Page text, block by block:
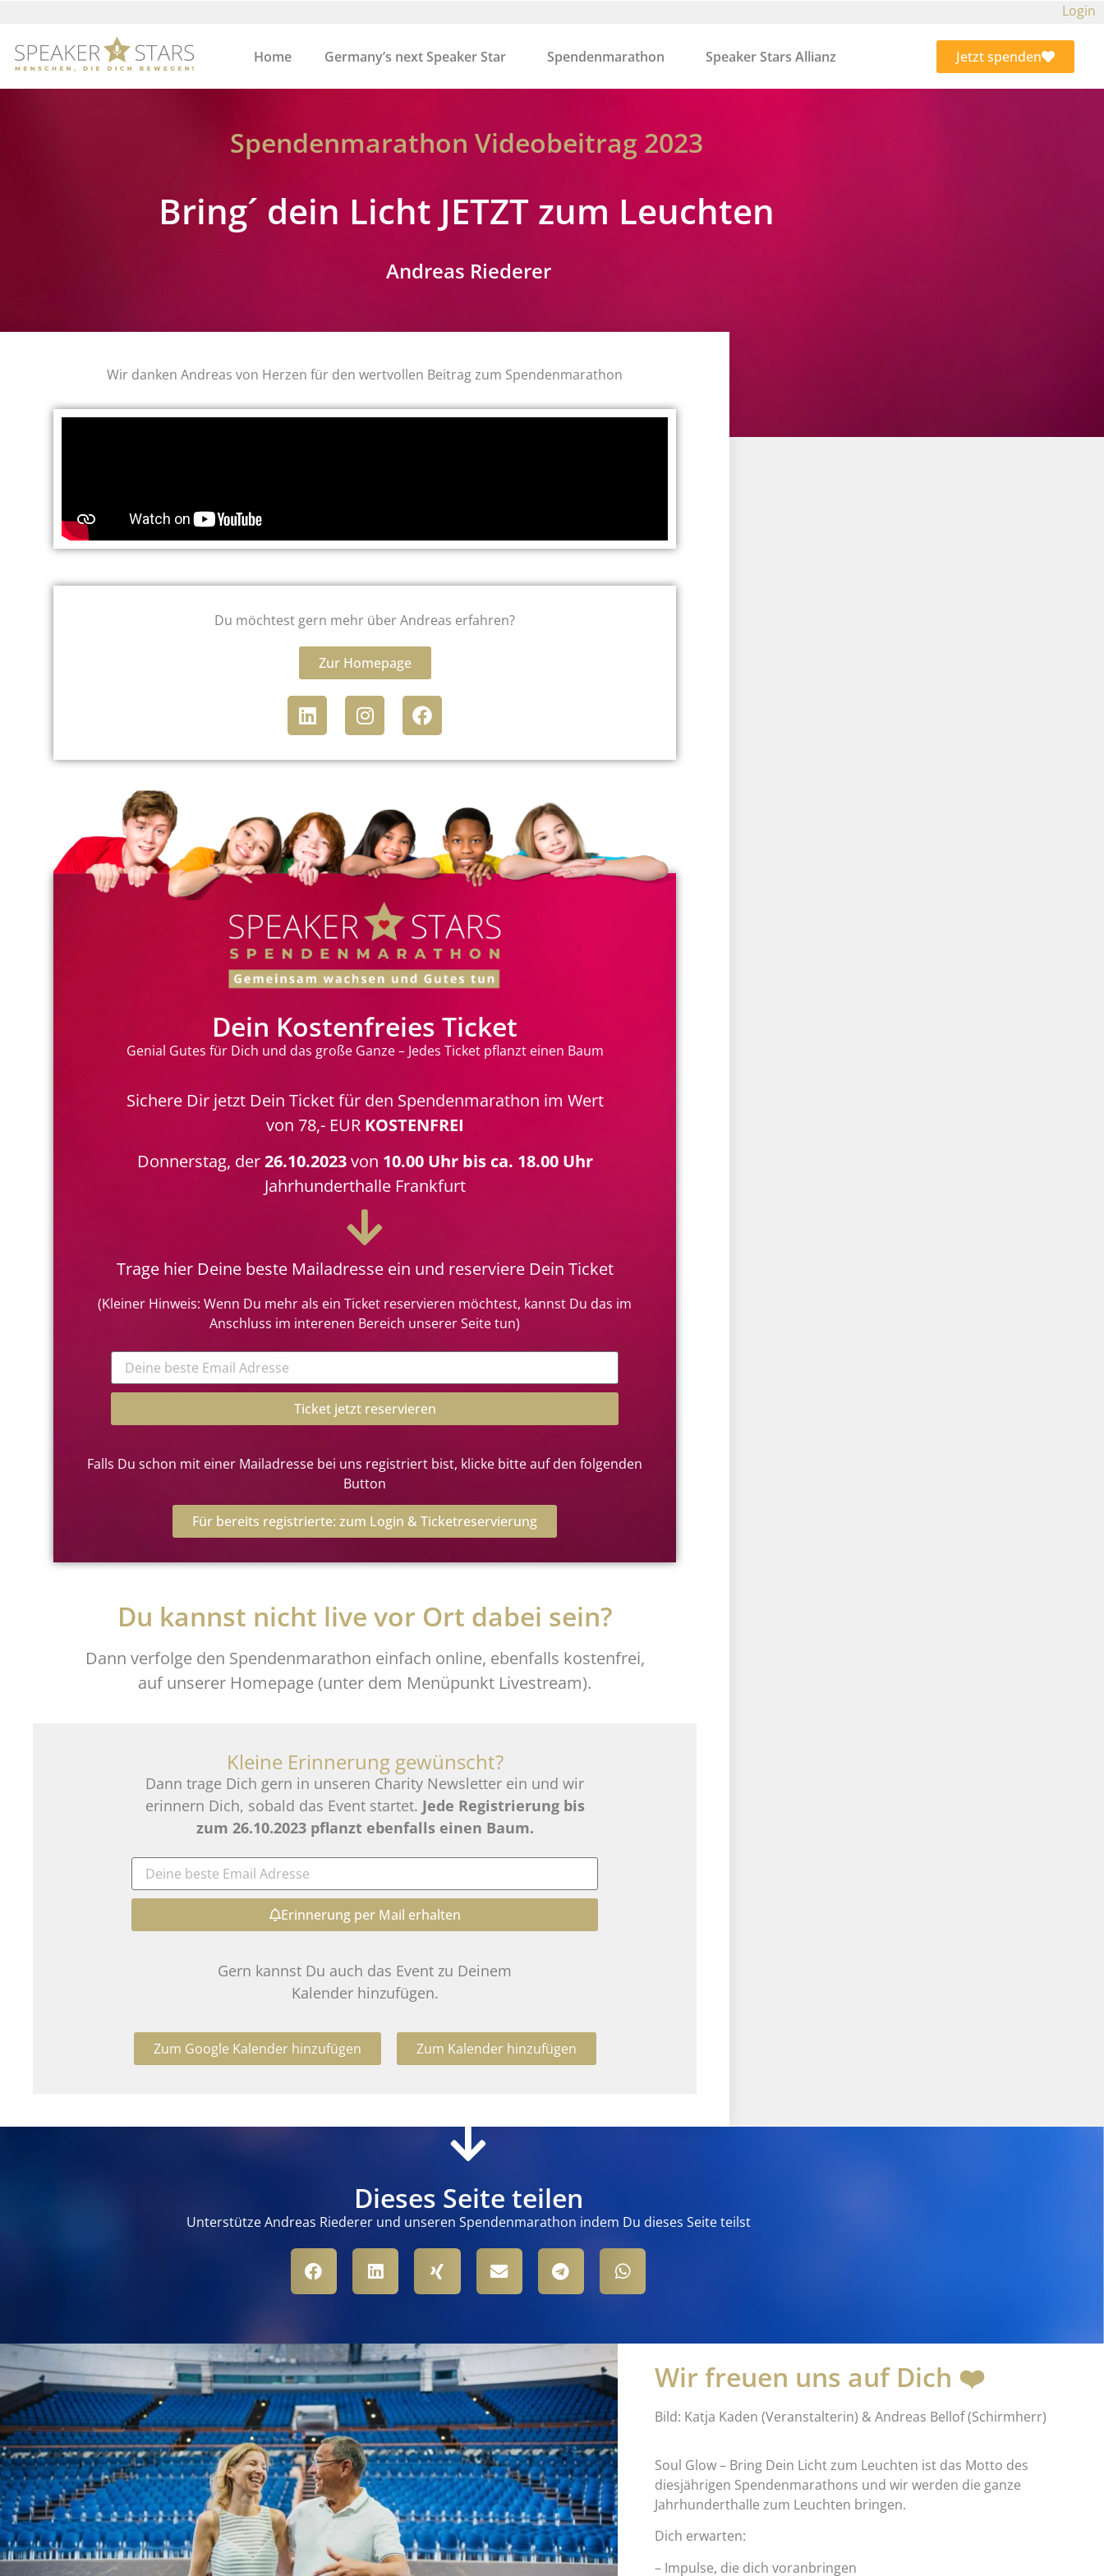
Login
Home Germany’s next Speaker Star Spendenmarathon Speaker Stars Allianz Jetzt spenden
Spendenmarathon Videobeitrag 2023
Bring´ dein Licht JETZT zum Leuchten
Andreas Riederer
Wir danken Andreas von Herzen für den wertvollen Beitrag zum Spendenmarathon
Du möchtest gern mehr über Andreas erfahren?
Zur Homepage
Dein Kostenfreies Ticket
Genial Gutes für Dich und das große Ganze – Jedes Ticket pflanzt einen Baum
Sichere Dir jetzt Dein Ticket für den Spendenmarathon im Wert
von 78,- EUR KOSTENFREI
Donnerstag, der26.10.2023von 10.00 Uhr bis ca. 18.00 Uhr
Jahrhunderthalle Frankfurt
Trage hier Deine beste Mailadresse ein und reserviere Dein Ticket
(Kleiner Hinweis: Wenn Du mehr als ein Ticket reservieren möchtest, kannst Du das im
Anschluss im interenen Bereich unserer Seite tun)
Ticket jetzt reservieren
Falls Du schon mit einer Mailadresse bei uns registriert bist, klicke bitte auf den folgenden
Button
Für bereits registrierte: zum Login & Ticketreservierung
Du kannst nicht live vor Ort dabei sein?
Dann verfolge den Spendenmarathon einfach online, ebenfalls kostenfrei,
auf unserer Homepage (unter dem Menüpunkt Livestream).
Kleine Erinnerung gewünscht?
Dann trage Dich gern in unseren Charity Newsletter ein und wir
erinnern Dich, sobald das Event startet. Jede Registrierung bis
zum 26.10.2023 pflanzt ebenfalls einen Baum.
Erinnerung per Mail erhalten
Gern kannst Du auch das Event zu Deinem
Kalender hinzufügen.
Zum Google Kalender hinzufügen Zum Kalender hinzufügen
Dieses Seite teilen
Unterstütze Andreas Riederer und unseren Spendenmarathon indem Du dieses Seite teilst
Wir freuen uns auf Dich ❤️
Bild: Katja Kaden (Veranstalterin) & Andreas Bellof (Schirmherr)
Soul Glow – Bring Dein Licht zum Leuchten ist das Motto des
diesjährigen Spendenmarathons und wir werden die ganze
Jahrhunderthalle zum Leuchten bringen.
Dich erwarten:
– Impulse, die dich voranbringen